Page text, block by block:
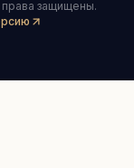
права защищены.